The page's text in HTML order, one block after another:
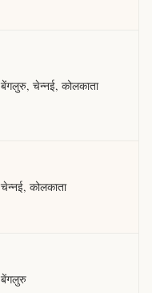
बेंगलुरु, चेन्नई, कोलकाता
चेन्नई, कोलकाता
बेंगलुरु